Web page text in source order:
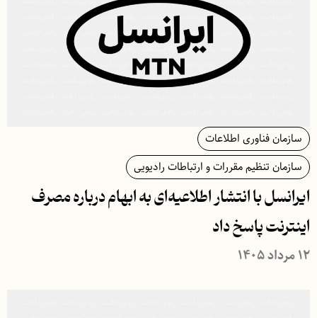
سازمان فناوری اطلاعات
سازمان تنظیم مقررات و ارتباطات رادیویی
ایرانسل با انتشار اطلاعیه‌ای به ابهام درباره مصرف
اینترنت پاسخ داد
۱۲ مرداد ۱۴۰۵